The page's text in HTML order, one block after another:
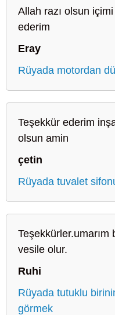
Allah razı olsun
ederim
Eray
Rüyada motordan
Teşekkür ederim
olsun amin
çetin
Rüyada tuvalet
Teşekkürler.umarım
vesile olur.
Ruhi
Rüyada tutuklu
görmek